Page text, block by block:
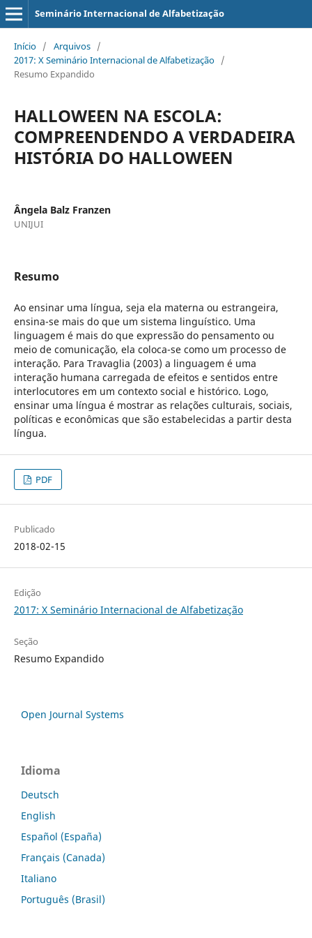
Seminário Internacional de Alfabetização
Início / Arquivos /
2017: X Seminário Internacional de Alfabetização /
Resumo Expandido
HALLOWEEN NA ESCOLA:
COMPREENDENDO A VERDADEIRA
HISTÓRIA DO HALLOWEEN
Ângela Balz Franzen
UNIJUI
Resumo
Ao ensinar uma língua, seja ela materna ou estrangeira,
ensina-se mais do que um sistema linguístico. Uma
linguagem é mais do que expressão do pensamento ou
meio de comunicação, ela coloca-se como um processo de
interação. Para Travaglia (2003) a linguagem é uma
interação humana carregada de efeitos e sentidos entre
interlocutores em um contexto social e histórico. Logo,
ensinar uma língua é mostrar as relações culturais, sociais,
políticas e econômicas que são estabelecidas a partir desta
língua.
PDF
Publicado
2018-02-15
Edição
2017: X Seminário Internacional de Alfabetização
Seção
Resumo Expandido
Open Journal Systems
Idioma
Deutsch
English
Español (España)
Français (Canada)
Italiano
Português (Brasil)